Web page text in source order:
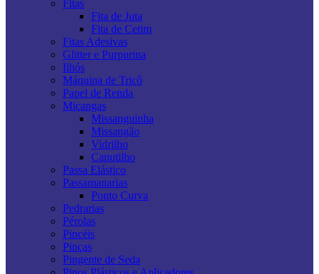
Fitas
Fita de Juta
Fita de Cetim
Fitas Adesivas
Glitter e Purpurina
Ilhós
Máquina de Tricô
Papel de Renda
Miçangas
Missanguinha
Missangão
Vidrilho
Canutilho
Passa Elástico
Passamanarias
Ponto Curva
Pedrarias
Pérolas
Pincéis
Pinças
Pingente de Seda